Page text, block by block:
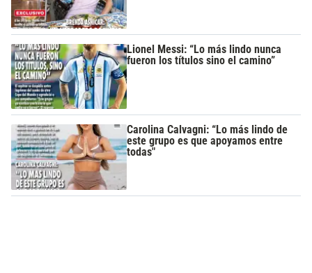
Lionel Messi: “Lo más lindo nunca
fueron los títulos sino el camino”
Carolina Calvagni: “Lo más lindo de
este grupo es que apoyamos entre
todas"